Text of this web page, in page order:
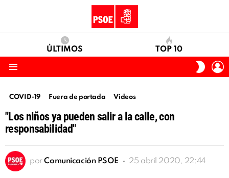
ÚLTIMOS TOP 10
SKIN
COVID-19 Fuera de portada Videos
"Los niños ya pueden salir a la calle, con
responsabilidad"
por Comunicación PSOE 25 abril 2020, 22:44